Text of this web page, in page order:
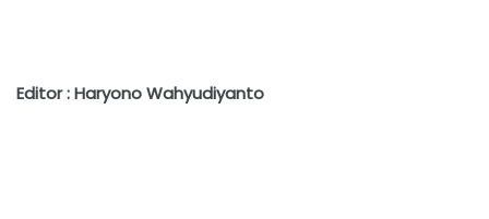
Editor : Haryono Wahyudiyanto